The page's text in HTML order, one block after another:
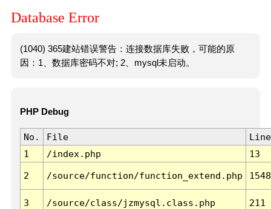
Database Error
(1040) 365建站错误警告：连接数据库失败，可能的原
因：1、数据库密码不对; 2、mysql未启动。
PHP Debug
No. File
Line
1
/index.php 13
2 /source/function/function_extend.php 1548
3 /source/class/jzmysql.class.php 211